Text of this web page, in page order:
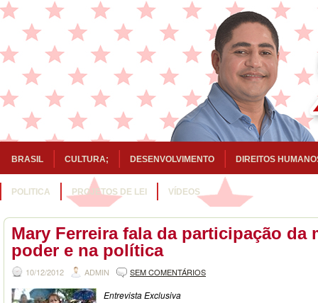
BRASIL CULTURA; DESENVOLVIMENTO DIREITOS
POLITICA PROJETOS DE LEI VÍDEOS
Mary Ferreira fala da participação da
poder e na política
10/12/2012 ADMIN SEM COMENTÁRIOS
Entrevista Exclusiva